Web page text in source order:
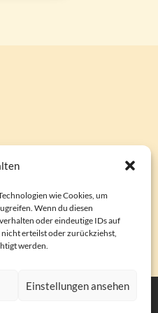
wie Cookies, um
Wenn du diesen
oder eindeutige IDs auf
erteilst oder zurückziehst,
werden.
Einstellungen ansehen